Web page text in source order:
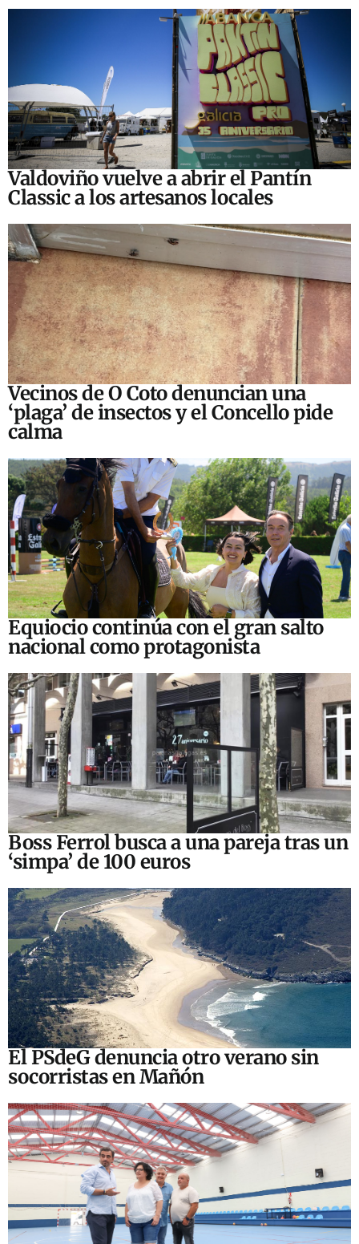
Valdoviño vuelve a abrir el Pantín
Classic a los artesanos locales
Vecinos de O Coto denuncian una
‘plaga’ de insectos y el Concello pide
calma
Equiocio continúa con el gran salto
nacional como protagonista
Boss Ferrol busca a una pareja tras un
‘simpa’ de 100 euros
El PSdeG denuncia otro verano sin
socorristas en Mañón